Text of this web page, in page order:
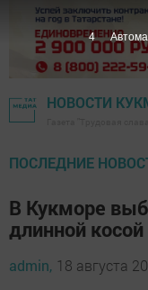
НОВОСТИ
ПОСЛЕДНИЕ
В Кукморе
длинной косой
admin, 18 августа
3